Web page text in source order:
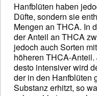
Hanfblüten haben
Düfte, sondern sie
Mengen an THCA. In
der Anteil an THCA
jedoch auch Sorten
höheren THCA-
desto intensiver wird
der in den Hanfblüten
Substanz erhitzt, so